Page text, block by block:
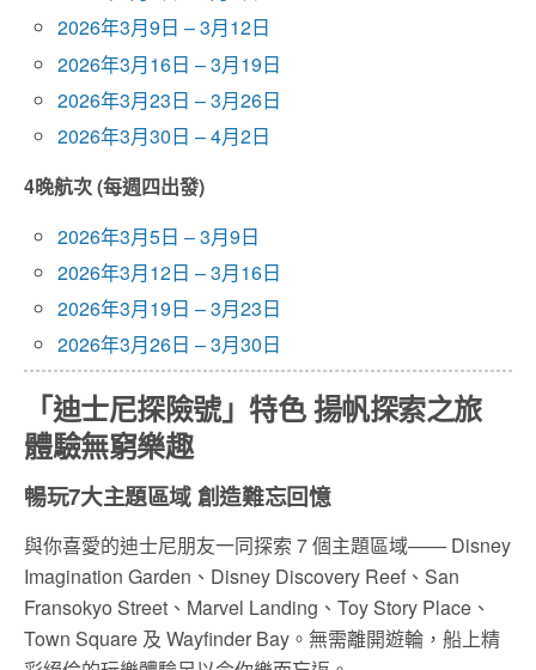
2026年3月9日 – 3月12日
2026年3月16日 – 3月19日
2026年3月23日 – 3月26日
2026年3月30日 – 4月2日
4晚航次 (每週四出發)
2026年3月5日 – 3月9日
2026年3月12日 – 3月16日
2026年3月19日 – 3月23日
2026年3月26日 – 3月30日
「迪士尼探險號」特色 揚帆探索之旅
體驗無窮樂趣
暢玩7大主題區域 創造難忘回憶
與你喜愛的迪士尼朋友一同探索 7 個主題區域—— Disney
Imagination Garden、Disney Discovery Reef、San
Fransokyo Street、Marvel Landing、Toy Story Place、
Town Square 及 Wayfinder Bay。無需離開遊輪，船上精